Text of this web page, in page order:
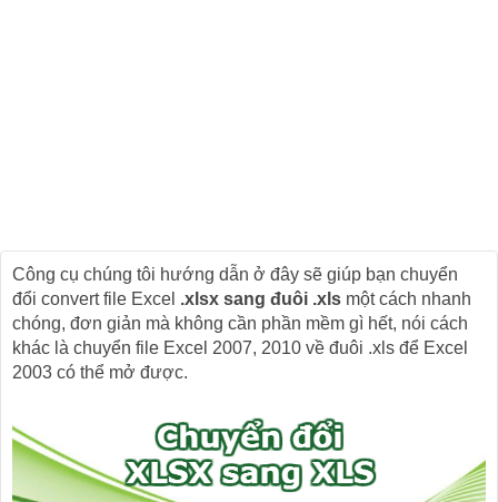
Công cụ chúng tôi hướng dẫn ở đây sẽ giúp bạn chuyển
đổi convert file Excel .xlsx sang đuôi .xls một cách nhanh
chóng, đơn giản mà không cần phần mềm gì hết, nói cách
khác là chuyển file Excel 2007, 2010 về đuôi .xls để Excel
2003 có thể mở được.